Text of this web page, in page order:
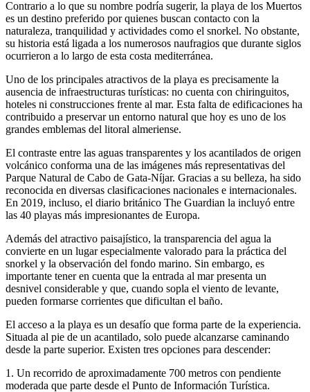
Contrario a lo que su nombre podría sugerir, la playa de los Muertos
es un destino preferido por quienes buscan contacto con la
naturaleza, tranquilidad y actividades como el snorkel. No obstante,
su historia está ligada a los numerosos naufragios que durante siglos
ocurrieron a lo largo de esta costa mediterránea.
Uno de los principales atractivos de la playa es precisamente la
ausencia de infraestructuras turísticas: no cuenta con chiringuitos,
hoteles ni construcciones frente al mar. Esta falta de edificaciones ha
contribuido a preservar un entorno natural que hoy es uno de los
grandes emblemas del litoral almeriense.
El contraste entre las aguas transparentes y los acantilados de origen
volcánico conforma una de las imágenes más representativas del
Parque Natural de Cabo de Gata-Níjar. Gracias a su belleza, ha sido
reconocida en diversas clasificaciones nacionales e internacionales.
En 2019, incluso, el diario británico The Guardian la incluyó entre
las 40 playas más impresionantes de Europa.
Además del atractivo paisajístico, la transparencia del agua la
convierte en un lugar especialmente valorado para la práctica del
snorkel y la observación del fondo marino. Sin embargo, es
importante tener en cuenta que la entrada al mar presenta un
desnivel considerable y que, cuando sopla el viento de levante,
pueden formarse corrientes que dificultan el baño.
El acceso a la playa es un desafío que forma parte de la experiencia.
Situada al pie de un acantilado, solo puede alcanzarse caminando
desde la parte superior. Existen tres opciones para descender:
1. Un recorrido de aproximadamente 700 metros con pendiente
moderada que parte desde el Punto de Información Turística.